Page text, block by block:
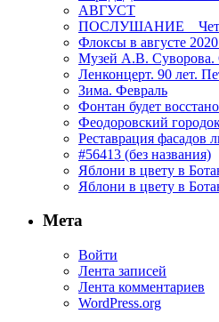
АВГУСТ
ПОСЛУШАНИЕ _
Флоксы в августе
Музей А.В. Суворова.
Ленконцерт. 90 лет.
Зима. Февраль
Фонтан будет
Феодоровский
Реставрация фасадов
#56413 (без названия)
Яблони в цвету в
Яблони в цвету в
Мета
Войти
Лента записей
Лента комментариев
WordPress.org